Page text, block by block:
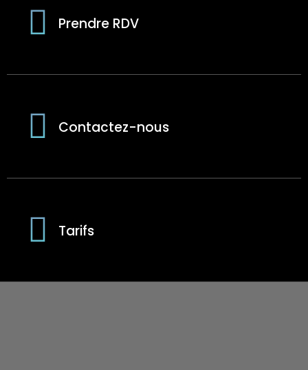
Prendre RDV
Contactez-nous
Tarifs